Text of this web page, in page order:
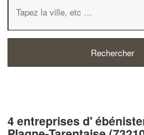
4 entreprises d'